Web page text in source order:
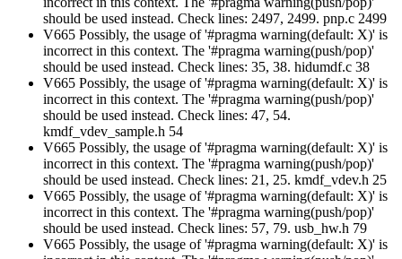
should be used instead. Check lines: 2497, 2499. pnp.c 2499
V665 Possibly, the usage of '#pragma warning(default: X)' is
incorrect in this context. The '#pragma warning(push/pop)'
should be used instead. Check lines: 35, 38. hidumdf.c 38
V665 Possibly, the usage of '#pragma warning(default: X)' is
incorrect in this context. The '#pragma warning(push/pop)'
should be used instead. Check lines: 47, 54.
kmdf_vdev_sample.h 54
V665 Possibly, the usage of '#pragma warning(default: X)' is
incorrect in this context. The '#pragma warning(push/pop)'
should be used instead. Check lines: 21, 25. kmdf_vdev.h 25
V665 Possibly, the usage of '#pragma warning(default: X)' is
incorrect in this context. The '#pragma warning(push/pop)'
should be used instead. Check lines: 57, 79. usb_hw.h 79
V665 Possibly, the usage of '#pragma warning(default: X)' is